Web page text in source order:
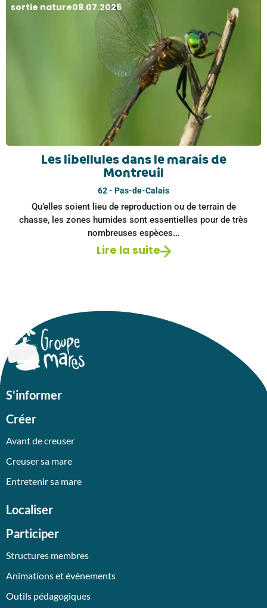
sortie nature09.07.2026
Les libellules dans le marais de
Montreuil
62 - Pas-de-Calais
Qu’elles soient lieu de reproduction ou de terrain de
chasse, les zones humides sont essentielles pour de très
nombreuses espèces...
Lire la suite
S'informer
Créer
Avant de creuser
Creuser sa mare
Entretenir sa mare
Localiser
Participer
Structures membres
Animations et événements
Outils pédagogiques